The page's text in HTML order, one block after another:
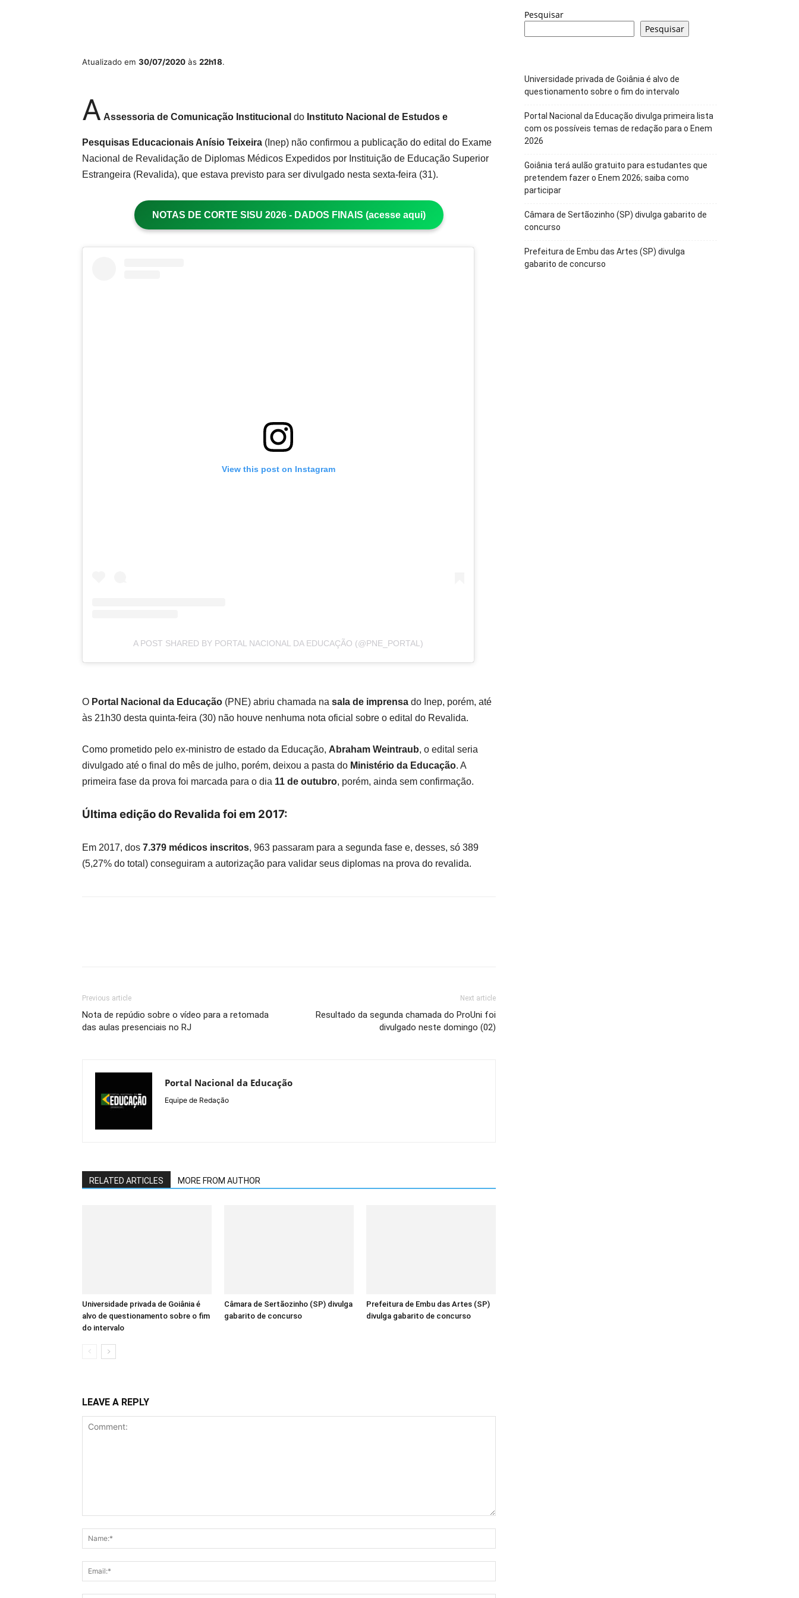
Atualizado em 30/07/2020 às 22h18.
A Assessoria de Comunicação Institucional do Instituto Nacional de Estudos e
Pesquisas Educacionais Anísio Teixeira (Inep) não confirmou a publicação do edital do Exame
Nacional de Revalidação de Diplomas Médicos Expedidos por Instituição de Educação Superior
Estrangeira (Revalida), que estava previsto para ser divulgado nesta sexta-feira (31).
NOTAS DE CORTE SISU 2026 - DADOS FINAIS (acesse aqui)
View this post on Instagram
A POST SHARED BY PORTAL NACIONAL DA EDUCAÇÃO (@PNE_PORTAL)
O Portal Nacional da Educação (PNE) abriu chamada na sala de imprensa do Inep, porém, até
às 21h30 desta quinta-feira (30) não houve nenhuma nota oficial sobre o edital do Revalida.
Como prometido pelo ex-ministro de estado da Educação, Abraham Weintraub, o edital seria
divulgado até o final do mês de julho, porém, deixou a pasta do Ministério da Educação. A
primeira fase da prova foi marcada para o dia 11 de outubro, porém, ainda sem confirmação.
Última edição do Revalida foi em 2017:
Em 2017, dos 7.379 médicos inscritos, 963 passaram para a segunda fase e, desses, só 389
(5,27% do total) conseguiram a autorização para validar seus diplomas na prova do revalida.
Previous article
Nota de repúdio sobre o vídeo para a retomada
das aulas presenciais no RJ
Next article
Resultado da segunda chamada do ProUni foi
divulgado neste domingo (02)
Portal Nacional da Educação
Equipe de Redação
RELATED ARTICLES MORE FROM AUTHOR
Universidade privada de Goiânia é
alvo de questionamento sobre o fim
do intervalo
Câmara de Sertãozinho (SP) divulga
gabarito de concurso
Prefeitura de Embu das Artes (SP)
divulga gabarito de concurso
LEAVE A REPLY
Pesquisar
Pesquisar
Universidade privada de Goiânia é alvo de
questionamento sobre o fim do intervalo
Portal Nacional da Educação divulga primeira lista
com os possíveis temas de redação para o Enem
2026
Goiânia terá aulão gratuito para estudantes que
pretendem fazer o Enem 2026; saiba como
participar
Câmara de Sertãozinho (SP) divulga gabarito de
concurso
Prefeitura de Embu das Artes (SP) divulga
gabarito de concurso